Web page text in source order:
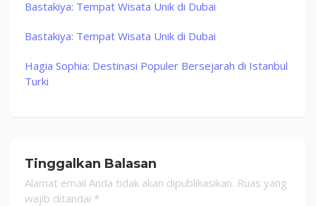
Bastakiya: Tempat Wisata Unik di Dubai
Bastakiya: Tempat Wisata Unik di Dubai
Hagia Sophia: Destinasi Populer Bersejarah di Istanbul
Turki
Tinggalkan Balasan
Alamat email Anda tidak akan dipublikasikan. Ruas yang
wajib ditandai *